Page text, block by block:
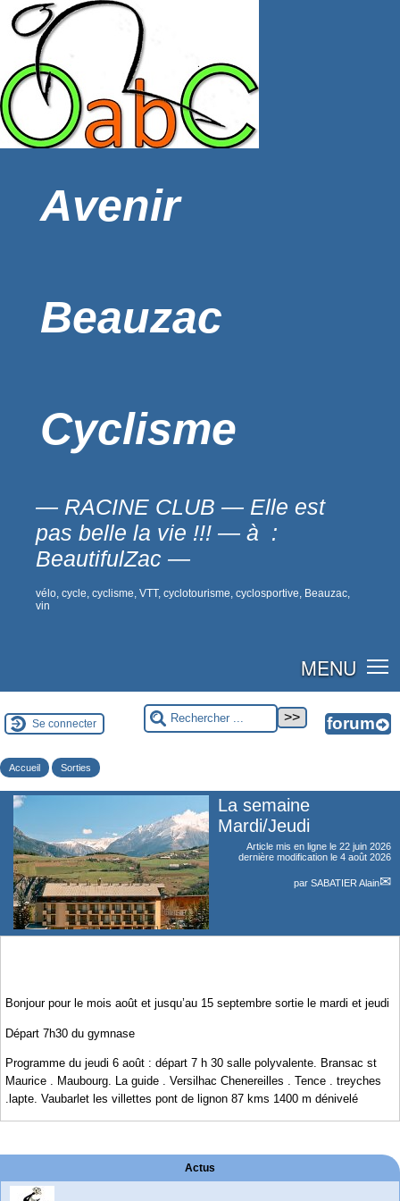
Avenir
Beauzac
Cyclisme
— RACINE CLUB — Elle est
pas belle la vie !!! — à :
BeautifulZac —
vélo, cycle, cyclisme, VTT, cyclotourisme, cyclosportive, Beauzac,
vin
MENU
Se connecter
Accueil Sorties
La semaine
Mardi/Jeudi
Article mis en ligne le 22 juin 2026
dernière modification le 4 août 2026
par SABATIER Alain
Bonjour pour le mois août et jusqu’au 15 septembre sortie le mardi et jeudi
Départ 7h30 du gymnase
Programme du jeudi 6 août : départ 7 h 30 salle polyvalente. Bransac st
Maurice . Maubourg. La guide . Versilhac Chenereilles . Tence . treyches
.lapte. Vaubarlet les villettes pont de lignon 87 kms 1400 m dénivelé
Actus